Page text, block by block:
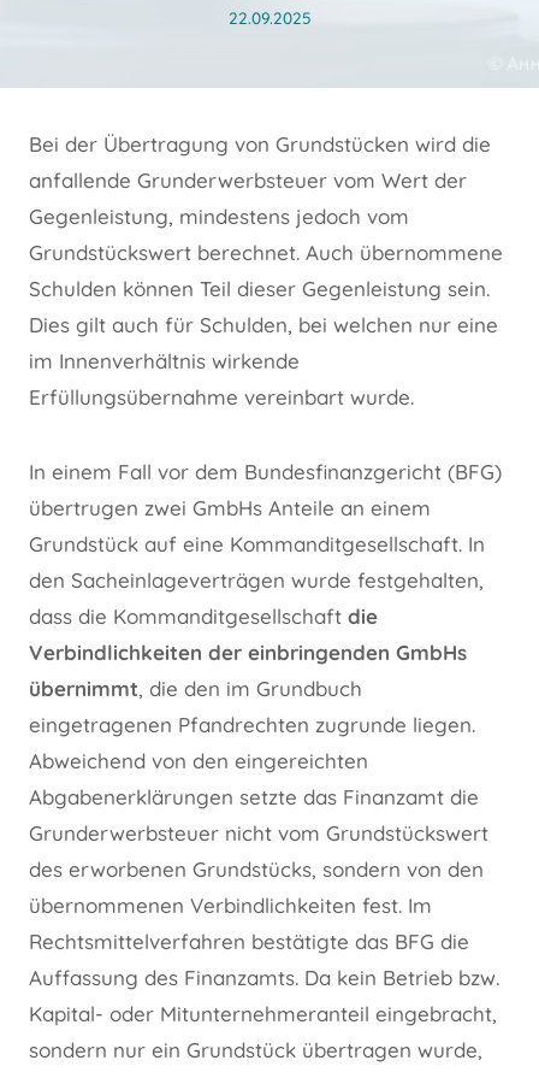
22.09.2025
Bei der Übertragung von Grundstücken wird die
anfallende Grunderwerbsteuer vom Wert der
Gegenleistung, mindestens jedoch vom
Grundstückswert berechnet. Auch übernommene
Schulden können Teil dieser Gegenleistung sein.
Dies gilt auch für Schulden, bei welchen nur eine
im Innenverhältnis wirkende
Erfüllungsübernahme vereinbart wurde.
In einem Fall vor dem Bundesfinanzgericht (BFG)
übertrugen zwei GmbHs Anteile an einem
Grundstück auf eine Kommanditgesellschaft. In
den Sacheinlageverträgen wurde festgehalten,
dass die Kommanditgesellschaft die
Verbindlichkeiten der einbringenden GmbHs
übernimmt, die den im Grundbuch
eingetragenen Pfandrechten zugrunde liegen.
Abweichend von den eingereichten
Abgabenerklärungen setzte das Finanzamt die
Grunderwerbsteuer nicht vom Grundstückswert
des erworbenen Grundstücks, sondern von den
übernommenen Verbindlichkeiten fest. Im
Rechtsmittelverfahren bestätigte das BFG die
Auffassung des Finanzamts. Da kein Betrieb bzw.
Kapital- oder Mitunternehmeranteil eingebracht,
sondern nur ein Grundstück übertragen wurde,